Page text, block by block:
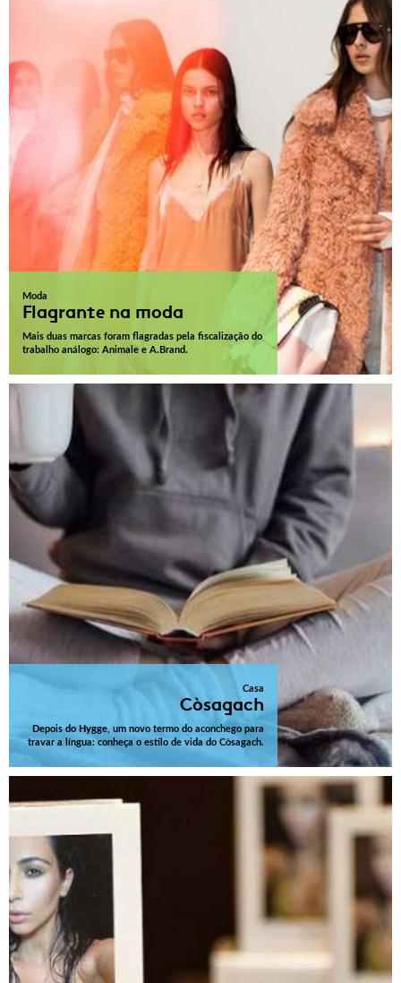
Moda
Flagrante na moda
Mais duas marcas foram flagradas pela fiscalização do
trabalho análogo: Animale e A.Brand.
Casa
Còsagach
Depois do Hygge, um novo termo do aconchego para
travar a língua: conheça o estilo de vida do Còsagach.